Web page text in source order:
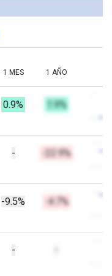
1 MES 1 AÑO
0.9% 1.9%
- -22.9%
-9.5% -4.7%
-